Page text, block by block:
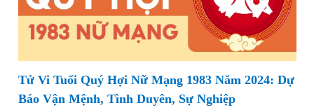
Tử Vi Tuổi Quý Hợi Nữ Mạng 1983 Năm 2024: Dự
Báo Vận Mệnh, Tình Duyên, Sự Nghiệp